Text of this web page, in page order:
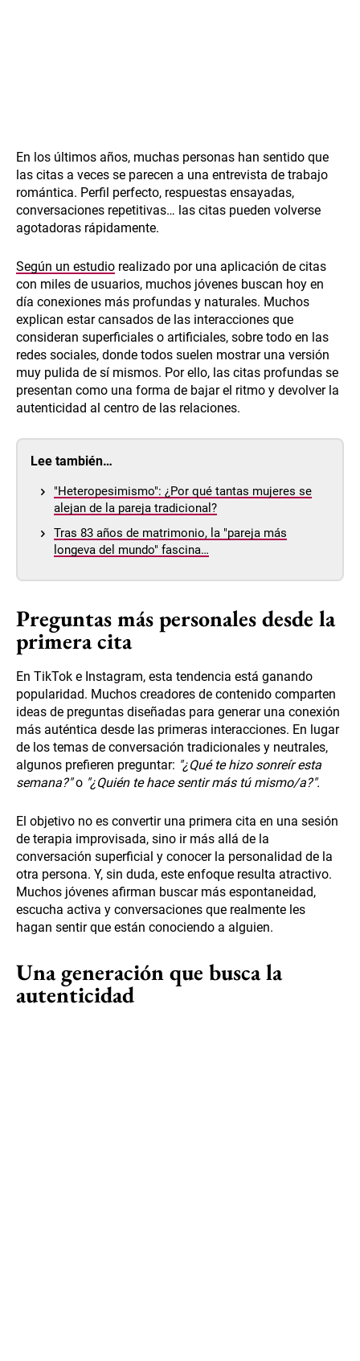
En los últimos años, muchas personas han sentido que
las citas a veces se parecen a una entrevista de trabajo
romántica. Perfil perfecto, respuestas ensayadas,
conversaciones repetitivas… las citas pueden volverse
agotadoras rápidamente.
Según un estudio realizado por una aplicación de citas
con miles de usuarios, muchos jóvenes buscan hoy en
día conexiones más profundas y naturales. Muchos
explican estar cansados de las interacciones que
consideran superficiales o artificiales, sobre todo en las
redes sociales, donde todos suelen mostrar una versión
muy pulida de sí mismos. Por ello, las citas profundas se
presentan como una forma de bajar el ritmo y devolver la
autenticidad al centro de las relaciones.
Lee también…
"Heteropesimismo": ¿Por qué tantas mujeres se
alejan de la pareja tradicional?
Tras 83 años de matrimonio, la "pareja más
longeva del mundo" fascina…
Preguntas más personales desde la
primera cita
En TikTok e Instagram, esta tendencia está ganando
popularidad. Muchos creadores de contenido comparten
ideas de preguntas diseñadas para generar una conexión
más auténtica desde las primeras interacciones. En lugar
de los temas de conversación tradicionales y neutrales,
algunos prefieren preguntar: "¿Qué te hizo sonreír esta
semana?"o "¿Quién te hace sentir más tú mismo/a?".
El objetivo no es convertir una primera cita en una sesión
de terapia improvisada, sino ir más allá de la
conversación superficial y conocer la personalidad de la
otra persona. Y, sin duda, este enfoque resulta atractivo.
Muchos jóvenes afirman buscar más espontaneidad,
escucha activa y conversaciones que realmente les
hagan sentir que están conociendo a alguien.
Una generación que busca la
autenticidad